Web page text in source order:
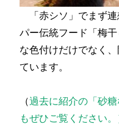
「赤シソ」でまず連
パー伝統フード「梅
な色付けだけでなく
ています。
（過去に紹介の「砂糖
もぜひご覧ください。